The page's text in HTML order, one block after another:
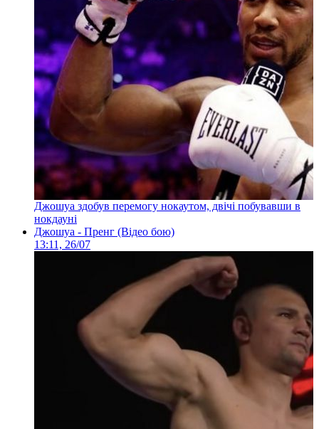
Джошуа здобув перемогу нокаутом, двічі побувавши в
нокдауні
Джошуа - Пренг (Відео бою)
13:11, 26/07